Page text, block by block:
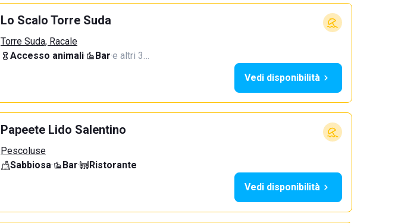
Lo Scalo Torre Suda
Torre Suda, Racale
Accesso animali· Bar·e altri 3…
Vedi disponibilità
Papeete Lido Salentino
Pescoluse
Sabbiosa· Bar·
Ristorante
Vedi disponibilità